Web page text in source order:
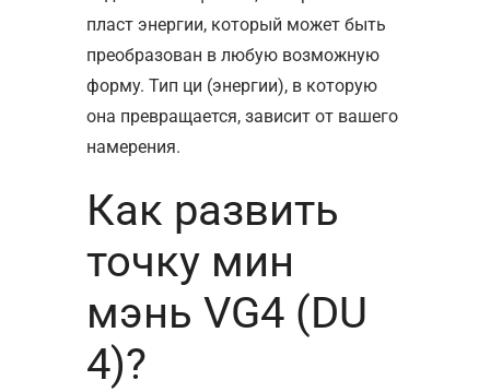
пласт энергии, который может быть
преобразован в любую возможную
форму. Тип ци (энергии), в которую
она превращается, зависит от вашего
намерения.
Как развить
точку мин
мэнь VG4 (DU
4)?